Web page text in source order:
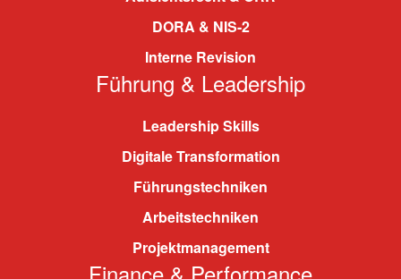
DORA & NIS-2
Interne Revision
Führung & Leadership
Leadership Skills
Digitale Transformation
Führungstechniken
Arbeitstechniken
Projektmanagement